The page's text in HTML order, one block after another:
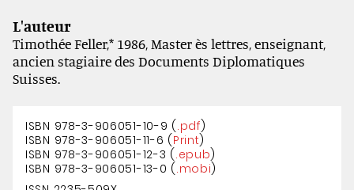
L'auteur
Timothée Feller,* 1986, Master ès lettres, enseignant,
ancien stagiaire des Documents Diplomatiques
Suisses.
ISBN 978-3-906051-10-9 ( .pdf)
ISBN 978-3-906051-11-6 ( Print)
ISBN 978-3-906051-12-3 ( .epub)
ISBN 978-3-906051-13-0 ( .mobi)